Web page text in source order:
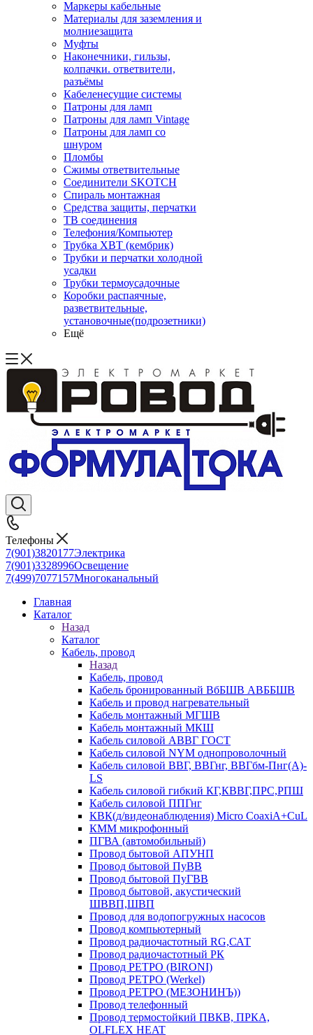
Маркеры кабельные
Материалы для заземления и
молниезащита
Муфты
Наконечники, гильзы,
колпачки. ответвители,
разъёмы
Кабеленесущие системы
Патроны для ламп
Патроны для ламп Vintage
Патроны для ламп со
шнуром
Пломбы
Сжимы ответвительные
Соединители SKOTCH
Спираль монтажная
Средства защиты, перчатки
ТВ соединения
Телефония/Компьютер
Трубка ХВТ (кембрик)
Трубки и перчатки холодной
усадки
Трубки термоусадочные
Коробки распаячные,
разветвительные,
установочные(подрозетники)
Ещё
Телефоны
7(901)3820177Электрика
7(901)3328996Освещение
7(499)7077157Многоканальный
Главная
Каталог
Назад
Каталог
Кабель, провод
Назад
Кабель, провод
Кабель бронированный ВбБШВ АВББШВ
Кабель и провод нагревательный
Кабель монтажный МГШВ
Кабель монтажный МКШ
Кабель силовой АВВГ ГОСТ
Кабель силовой NYM однопроволочный
Кабель силовой ВВГ, ВВГнг, ВВГбм-Пнг(А)-
LS
Кабель силовой гибкий КГ,КВВГ,ПРС,РПШ
Кабель силовой ППГнг
КВК(д/видеонаблюдения) Micro CoaxiA+CuL
КММ микрофонный
ПГВА (автомобильный)
Провод бытовой АПУНП
Провод бытовой ПуВВ
Провод бытовой ПуГВВ
Провод бытовой, акустический
ШВВП,ШВП
Провод для водопогружных насосов
Провод компьютерный
Провод радиочастотный RG,САТ
Провод радиочастотный РК
Провод РЕТРО (BIRONI)
Провод РЕТРО (Werkel)
Провод РЕТРО (МЕЗОНИНЪ))
Провод телефонный
Провод термостойкий ПВКВ, ПРКА,
OLFLEX HEAT